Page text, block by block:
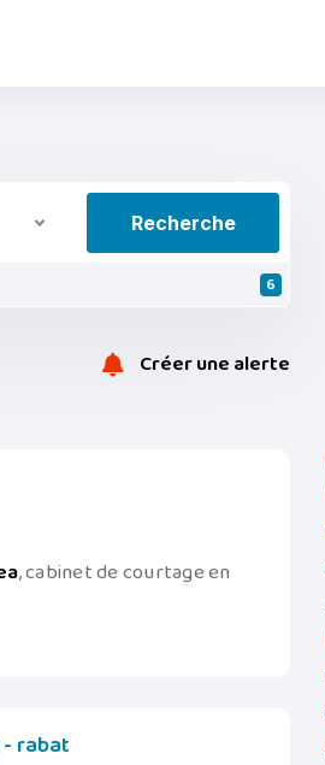
Recherche
6
Créer une alerte
, cabinet de courtage en
rabat